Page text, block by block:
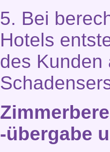
5. Bei
Hotels
des Kunden
-übergabe